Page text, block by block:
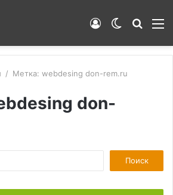
Switch
Войти
/ Метка: webdesing don-rem.ru
don-